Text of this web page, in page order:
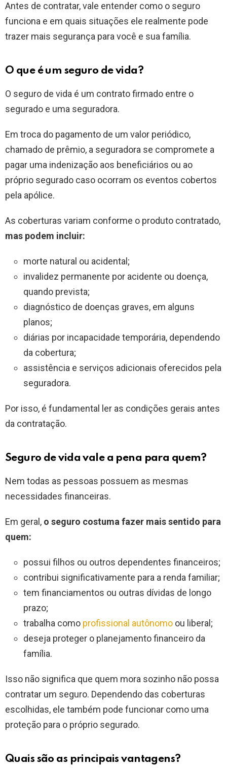
Antes de contratar, vale entender como o seguro
funciona e em quais situações ele realmente pode
trazer mais segurança para você e sua família.
O que é um seguro de vida?
O seguro de vida é um contrato firmado entre o
segurado e uma seguradora.
Em troca do pagamento de um valor periódico,
chamado de prêmio, a seguradora se compromete a
pagar uma indenização aos beneficiários ou ao
próprio segurado caso ocorram os eventos cobertos
pela apólice.
As coberturas variam conforme o produto contratado,
mas podem incluir:
morte natural ou acidental;
invalidez permanente por acidente ou doença,
quando prevista;
diagnóstico de doenças graves, em alguns
planos;
diárias por incapacidade temporária, dependendo
da cobertura;
assistência e serviços adicionais oferecidos pela
seguradora.
Por isso, é fundamental ler as condições gerais antes
da contratação.
Seguro de vida vale a pena para quem?
Nem todas as pessoas possuem as mesmas
necessidades financeiras.
Em geral, o seguro costuma fazer mais sentido para
quem:
possui filhos ou outros dependentes financeiros;
contribui significativamente para a renda familiar;
tem financiamentos ou outras dívidas de longo
prazo;
trabalha como profissional autônomo ou liberal;
deseja proteger o planejamento financeiro da
família.
Isso não significa que quem mora sozinho não possa
contratar um seguro. Dependendo das coberturas
escolhidas, ele também pode funcionar como uma
proteção para o próprio segurado.
Quais são as principais vantagens?